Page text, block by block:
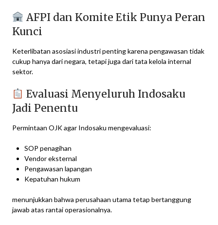
AFPI dan Komite Etik Punya Peran
Kunci
Keterlibatan asosiasi industri penting karena pengawasan tidak
cukup hanya dari negara, tetapi juga dari tata kelola internal
sektor.
Evaluasi Menyeluruh Indosaku
Jadi Penentu
Permintaan OJK agar Indosaku mengevaluasi:
SOP penagihan
Vendor eksternal
Pengawasan lapangan
Kepatuhan hukum
menunjukkan bahwa perusahaan utama tetap bertanggung
jawab atas rantai operasionalnya.